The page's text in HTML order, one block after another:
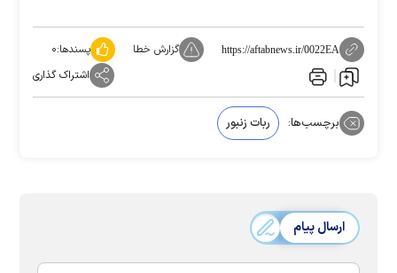
https://aftabnews.ir/0022EA گزارش خطا پسندها:۰
اشتراک گذاری
برچسب‌ها: ربات زنبور
ارسال پیام